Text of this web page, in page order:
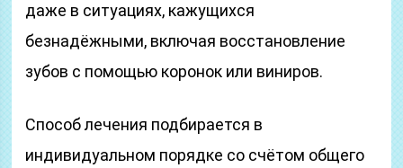
даже в ситуациях, кажущихся
безнадёжными, включая восстановление
зубов с помощью коронок или виниров.
Способ лечения подбирается в
индивидуальном порядке со счётом общего